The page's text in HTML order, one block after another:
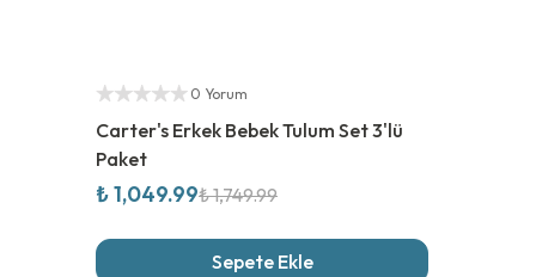
Yetkili Satıcı
0 Yorum
Carter's Erkek Bebek Tulum Set 3'lü
Paket
₺ 1,049.99₺ 1,749.99
Sepete Ekle